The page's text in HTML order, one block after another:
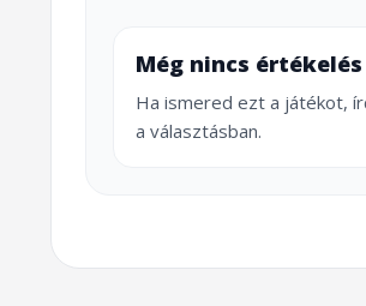
Még nincs
Ha ismered ezt a játékot,
a választásban.